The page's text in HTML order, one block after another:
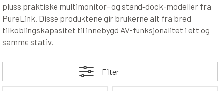
pluss praktiske multimonitor- og stand‑dock-modeller fra
PureLink. Disse produktene gir brukerne alt fra bred
tilkoblingskapasitet til innebygd AV-funksjonalitet i ett og
samme stativ.
Filter